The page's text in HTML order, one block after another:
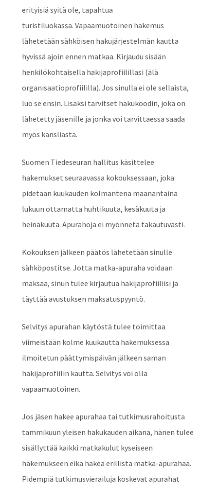
erityisiä syitä ole, tapahtua
turistiluokassa. Vapaamuotoinen hakemus
lähetetään sähköisen hakujärjestelmän kautta
hyvissä ajoin ennen matkaa. Kirjaudu sisään
henkilökohtaisella hakijaprofiilillasi (älä
organisaatioprofiililla). Jos sinulla ei ole sellaista,
luo se ensin. Lisäksi tarvitset hakukoodin, joka on
lähetetty jäsenille ja jonka voi tarvittaessa saada
myös kansliasta.
Suomen Tiedeseuran hallitus käsittelee
hakemukset seuraavassa kokouksessaan, joka
pidetään kuukauden kolmantena maanantaina
lukuun ottamatta huhtikuuta, kesäkuuta ja
heinäkuuta. Apurahoja ei myönnetä takautuvasti.
Kokouksen jälkeen päätös lähetetään sinulle
sähköpostitse. Jotta matka-apuraha voidaan
maksaa, sinun tulee kirjautua hakijaprofiiliisi ja
täyttää avustuksen maksatuspyyntö.
Selvitys apurahan käytöstä tulee toimittaa
viimeistään kolme kuukautta hakemuksessa
ilmoitetun päättymispäivän jälkeen saman
hakijaprofiilin kautta. Selvitys voi olla
vapaamuotoinen.
Jos jäsen hakee apurahaa tai tutkimusrahoitusta
tammikuun yleisen hakukauden aikana, hänen tulee
sisällyttää kaikki matkakulut kyseiseen
hakemukseen eikä hakea erillistä matka-apurahaa.
Pidempiä tutkimusvierailuja koskevat apurahat